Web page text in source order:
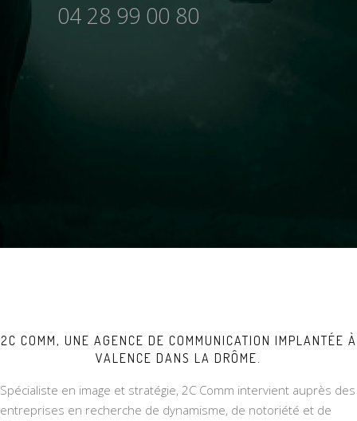
04 28 99 00 80
2C COMM, UNE AGENCE DE COMMUNICATION IMPLANTÉE À
VALENCE DANS LA DRÔME.
Spécialiste en image et stratégie, 2C Comm intervient auprès des
entreprises en recherche de dynamisme, de notoriété et de